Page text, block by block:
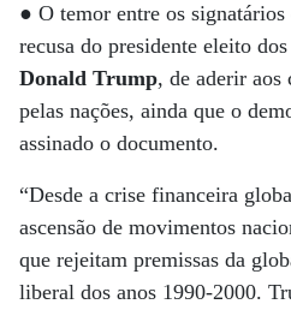
● O temor entre os
recusa do presidente eleito
Donald Trump, de aderir aos
pelas nações, ainda que o
assinado o documento.
“Desde a crise financeira
ascensão de movimentos
que rejeitam premissas da
liberal dos anos 1990-2000.